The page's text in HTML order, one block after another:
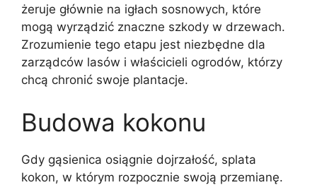
żeruje głównie na igłach sosnowych, które
mogą wyrządzić znaczne szkody w drzewach.
Zrozumienie tego etapu jest niezbędne dla
zarządców lasów i właścicieli ogrodów, którzy
chcą chronić swoje plantacje.
Budowa kokonu
Gdy gąsienica osiągnie dojrzałość, splata
kokon, w którym rozpocznie swoją przemianę.